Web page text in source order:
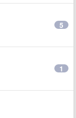
5
1